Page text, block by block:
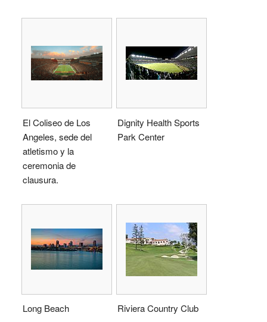
El Coliseo de Los
Angeles, sede del
atletismo y la
ceremonia de
clausura.
Dignity Health Sports
Park Center
Long Beach Riviera Country Club